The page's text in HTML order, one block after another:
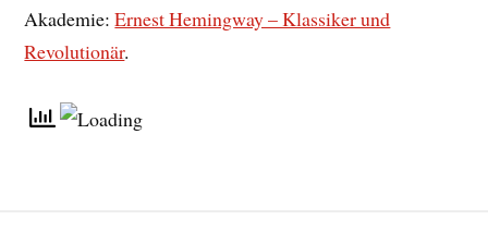
Akademie:Ernest Hemingway – Klassiker und
Revolutionär.